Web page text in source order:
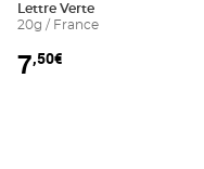
au panier
Lettre Verte
20g / France
7,50€